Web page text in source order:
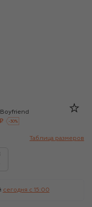
-30%
Таблица размеров
сегодня c 15:00